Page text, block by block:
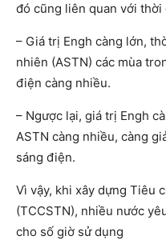
đó cũng liên quan với
– Giá trị Engh càng lớn,
nhiên (ASTN) các mùa
điện càng nhiều.
– Ngược lại, giá trị Engh
ASTN càng nhiều, càng
sáng điện.
Vì vậy, khi xây dựng Tiêu
(TCCSTN), nhiều nước
cho số giờ sử dụng